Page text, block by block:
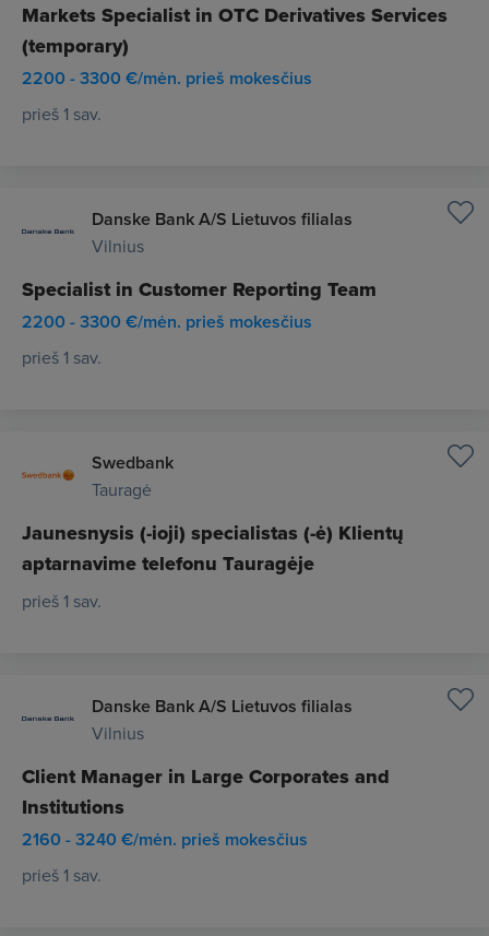
Markets Specialist in OTC Derivatives Services
(temporary)
2200 - 3300 €/mėn. prieš mokesčius
prieš 1 sav.
Danske Bank A/S Lietuvos filialas
Vilnius
Specialist in Customer Reporting Team
2200 - 3300 €/mėn. prieš mokesčius
prieš 1 sav.
Swedbank
Tauragė
Jaunesnysis (-ioji) specialistas (-ė) Klientų
aptarnavime telefonu Tauragėje
prieš 1 sav.
Danske Bank A/S Lietuvos filialas
Vilnius
Client Manager in Large Corporates and
Institutions
2160 - 3240 €/mėn. prieš mokesčius
prieš 1 sav.